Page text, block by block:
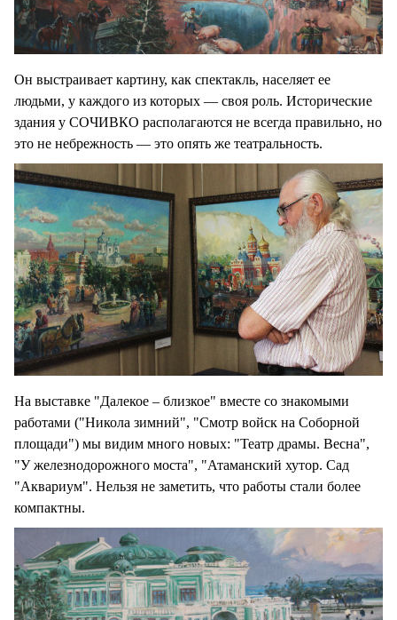
Он выстраивает картину, как спектакль, населяет ее
людьми, у каждого из которых — своя роль. Исторические
здания у СОЧИВКО располагаются не всегда правильно, но
это не небрежность — это опять же театральность.
На выставке "Далекое – близкое" вместе со знакомыми
работами ("Никола зимний", "Смотр войск на Соборной
площади") мы видим много новых: "Театр драмы. Весна",
"У железнодорожного моста", "Атаманский хутор. Сад
"Аквариум". Нельзя не заметить, что работы стали более
компактны.